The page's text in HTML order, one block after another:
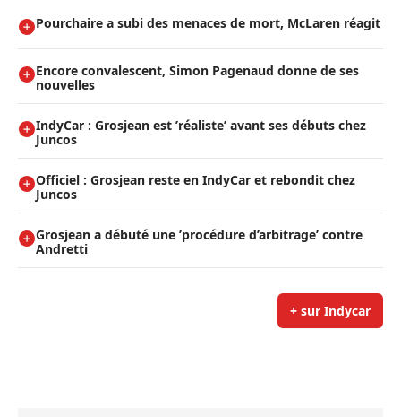
Pourchaire a subi des menaces de mort, McLaren réagit
Encore convalescent, Simon Pagenaud donne de ses
nouvelles
IndyCar : Grosjean est ’réaliste’ avant ses débuts chez
Juncos
Officiel : Grosjean reste en IndyCar et rebondit chez
Juncos
Grosjean a débuté une ’procédure d’arbitrage’ contre
Andretti
+ sur Indycar